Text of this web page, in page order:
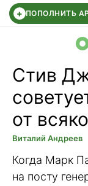
+ ПОПОЛНИТЬ
СБЕР
Стив
от
Виталий Андреев
Когда Марк
на посту